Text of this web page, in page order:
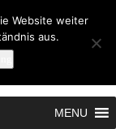
MENU
Website weiter
aus.